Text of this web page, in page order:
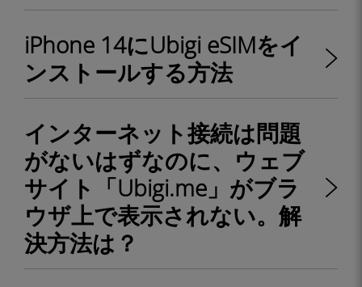
iPhone 14にUbigi eSIMをイ
ンストールする方法
インターネット接続は問題
がないはずなのに、ウェブ
サイト「Ubigi.me」がブラ
ウザ上で表示されない。解
決方法は？